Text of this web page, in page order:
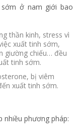
ở nam giới bao
thần kinh, stress vì
xuất tinh sớm,
giường chiếu… đều
tinh sớm.
bị viêm
xuất tinh sớm.
nhiều phương pháp: